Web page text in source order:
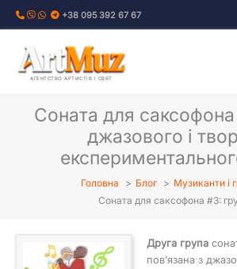
Перейти
+38 095 392 67 67
АГЕНТСТВО АРТИСТІВ І СВЯТ
Соната для
джазового і
Головна Блог
Музиканти і
Соната для саксофона #3:
Друга група
пов’язана з